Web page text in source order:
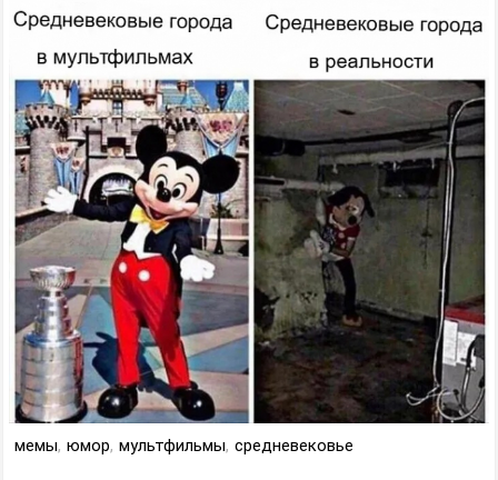
мемы, юмор, мультфильмы, средневековье